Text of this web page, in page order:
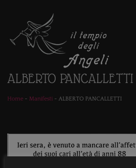
ALBERTO PANCALLETTI
Home - Manifesti - ALBERTO PANCALLETTI